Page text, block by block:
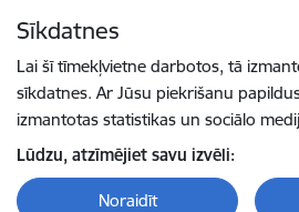
Sīkdatnes
Lai šī tīmekļvietne darbotos, tā
sīkdatnes. Ar Jūsu piekrišanu
izmantotas statistikas un sociālo
Lūdzu, atzīmējiet savu izvēli:
Noraidīt